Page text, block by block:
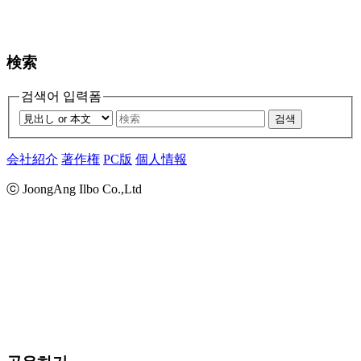
検索
검색어 입력폼
검색
会社紹介 著作権 PC版 個人情報
ⓒ JoongAng Ilbo Co.,Ltd